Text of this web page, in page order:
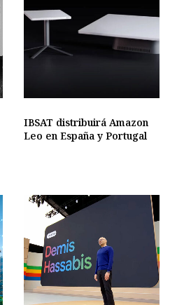
IBSAT distribuirá Amazon
Leo en España y Portugal